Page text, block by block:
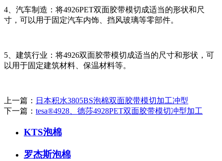
4、汽车制造：将4926PET双面胶带模切成适当的形状和尺
寸，可以用于固定汽车内饰、挡风玻璃等零部件。
5、建筑行业：将4926双面胶带模切成适当的尺寸和形状，可
以用于固定建筑材料、保温材料等。
上一篇： 日本积水3805BS泡棉双面胶带模切加工冲型
下一篇： tesa®4928、德莎4928PET双面胶带模切冲型加工
KTS泡棉
罗杰斯泡棉